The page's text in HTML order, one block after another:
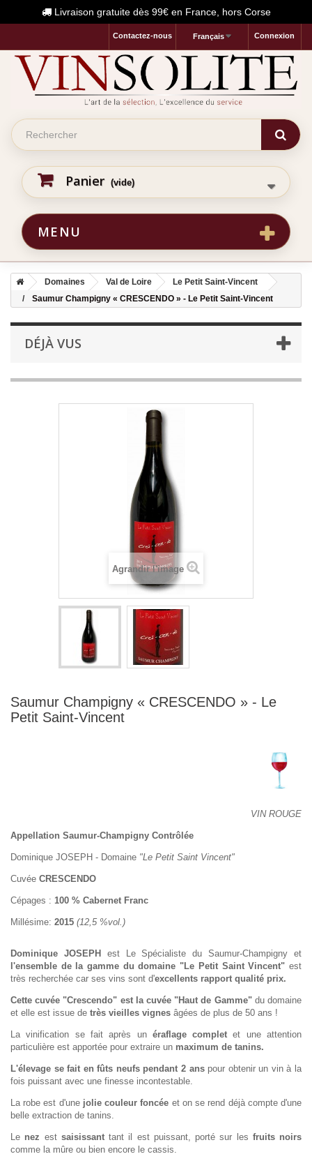
Livraison gratuite dès 99€ en France, hors Corse
Connexion
Français
Contactez-nous
Panier (vide)
MENU
Domaines Val de Loire
Le Petit Saint-Vincent
Saumur Champigny « CRESCENDO » - Le Petit Saint-Vincent
DÉJÀ VUS
Agrandir l'image
Saumur Champigny « CRESCENDO » - Le
Petit Saint-Vincent
VIN ROUGE
Appellation Saumur-Champigny Contrôlée
Dominique JOSEPH - Domaine "Le Petit Saint Vincent"
Cuvée CRESCENDO
Cépages : 100 % Cabernet Franc
Millésime: 2015 (12,5 %vol.)
Dominique JOSEPHest Le Spécialiste du Saumur-Champigny et
l'ensemble de la gamme du domaine "Le Petit Saint Vincent" est
très recherchée car ses vins sont d'excellents rapport qualité prix.
Cette cuvée "Crescendo" est la cuvée "Haut de Gamme"du domaine
et elle est issue de très vieilles vignes âgées de plus de 50 ans !
La vinification se fait après un éraflage complet et une attention
particulière est apportée pour extraire un maximum de tanins.
L'élevage se fait en fûts neufs pendant 2 anspour obtenir un vin à la
fois puissant avec une finesse incontestable.
La robe est d'une jolie couleur foncée et on se rend déjà compte d'une
belle extraction de tanins.
Le nez est saisissanttant il est puissant, porté sur les fruits noirs
comme la mûre ou bien encore le cassis.